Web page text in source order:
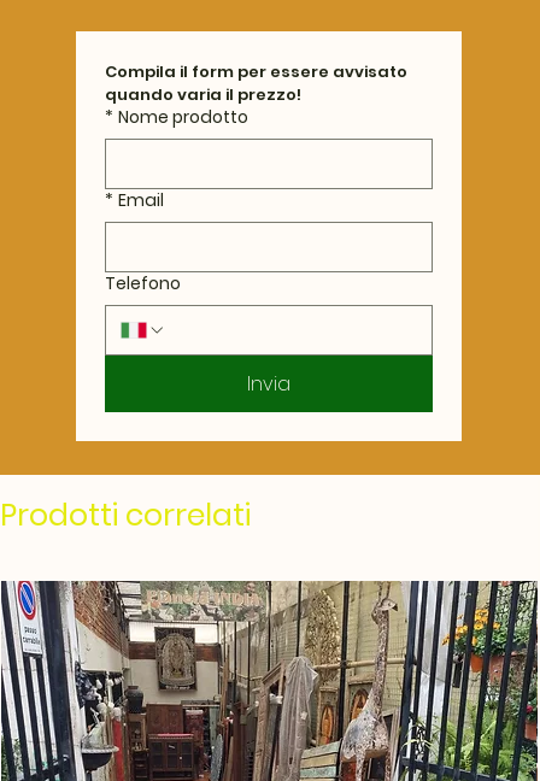
Compila il form per essere avvisato
quando varia il prezzo!
* Nome prodotto
* Email
Telefono
Invia
Prodotti correlati